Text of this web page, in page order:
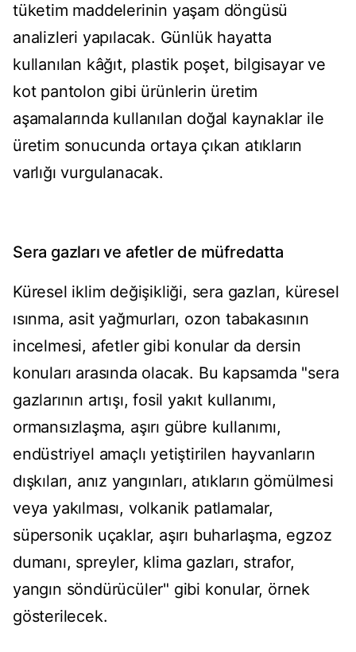
tüketim maddelerinin yaşam döngüsü
analizleri yapılacak. Günlük hayatta
kullanılan kâğıt, plastik poşet, bilgisayar ve
kot pantolon gibi ürünlerin üretim
aşamalarında kullanılan doğal kaynaklar ile
üretim sonucunda ortaya çıkan atıkların
varlığı vurgulanacak.
Sera gazları ve afetler de müfredatta
Küresel iklim değişikliği, sera gazları, küresel
ısınma, asit yağmurları, ozon tabakasının
incelmesi, afetler gibi konular da dersin
konuları arasında olacak. Bu kapsamda "sera
gazlarının artışı, fosil yakıt kullanımı,
ormansızlaşma, aşırı gübre kullanımı,
endüstriyel amaçlı yetiştirilen hayvanların
dışkıları, anız yangınları, atıkların gömülmesi
veya yakılması, volkanik patlamalar,
süpersonik uçaklar, aşırı buharlaşma, egzoz
dumanı, spreyler, klima gazları, strafor,
yangın söndürücüler" gibi konular, örnek
gösterilecek.